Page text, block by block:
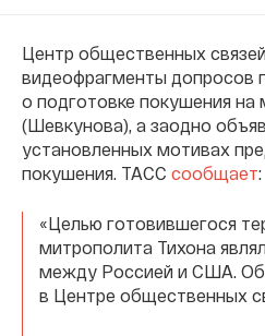
Центр общественных
видеофрагменты допросов
о подготовке покушения на
(Шевкунова), а заодно
установленных мотивах
покушения. ТАСС сообщает:
«Целью готовившегося
митрополита Тихона
между Россией и США.
в Центре общественных